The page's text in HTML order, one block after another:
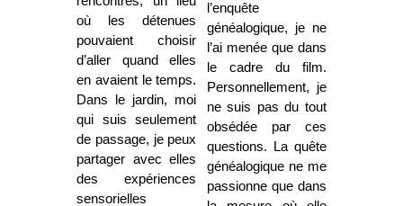
où les détenues
pouvaient choisir
d’aller quand elles
en avaient le temps.
Dans le jardin, moi
qui suis seulement
de passage, je peux
partager avec elles
des expériences
sensorielles
l’enquête
généalogique, je ne
l’ai menée que dans
le cadre du film.
Personnellement, je
ne suis pas du tout
obsédée par ces
questions. La quête
généalogique ne me
passionne que dans